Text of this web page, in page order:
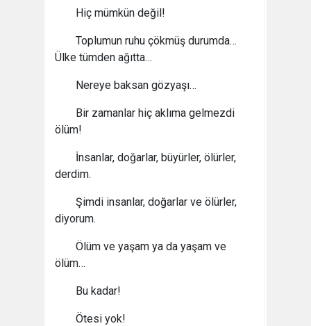
Hiç mümkün değil!
Toplumun ruhu çökmüş durumda…
Ülke tümden ağıtta…
Nereye baksan gözyaşı…
Bir zamanlar hiç aklıma gelmezdi
ölüm!
İnsanlar, doğarlar, büyürler, ölürler,
derdim.
Şimdi insanlar, doğarlar ve ölürler,
diyorum.
Ölüm ve yaşam ya da yaşam ve
ölüm…
Bu kadar!
Ötesi yok!